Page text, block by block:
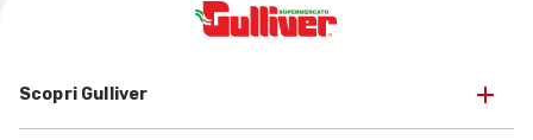
Scopri Gulliver